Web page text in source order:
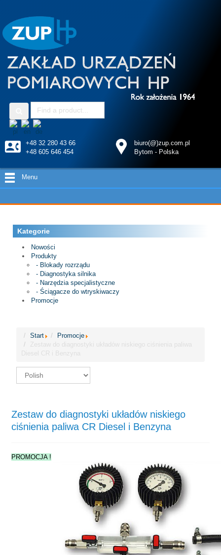
+48 32 280 43 66
+48 605 646 454
biuro(@)zup.com.pl
Bytom - Polska
Menu
Kategorie
Nowości
Produkty
- Blokady rozrządu
- Diagnostyka silnika
- Narzędzia specjalistyczne
- Ściągacze do wtryskiwaczy
Promocje
Start
Promocje
Zestaw do diagnostyki układów niskiego ciśnienia paliwa
Diesel CR i Benzyna
Zestaw do diagnostyki układów niskiego
ciśnienia paliwa CR Diesel i Benzyna
PROMOCJA !